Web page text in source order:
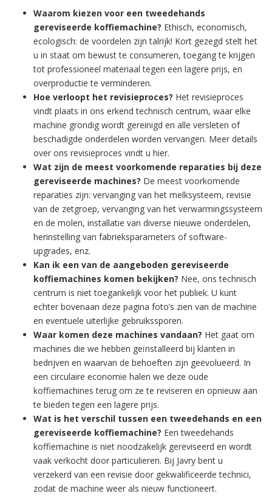
Waarom kiezen voor een tweedehands
gereviseerde koffiemachine? Ethisch, economisch,
ecologisch: de voordelen zijn talrijk! Kort gezegd stelt het
u in staat om bewust te consumeren, toegang te krijgen
tot professioneel materiaal tegen een lagere prijs, en
overproductie te verminderen.
Hoe verloopt het revisieproces? Het revisieproces
vindt plaats in ons erkend technisch centrum, waar elke
machine grondig wordt gereinigd en alle versleten of
beschadigde onderdelen worden vervangen. Meer details
over ons revisieproces vindt u hier.
Wat zijn de meest voorkomende reparaties bij deze
gereviseerde machines? De meest voorkomende
reparaties zijn: vervanging van het melksysteem, revisie
van de zetgroep, vervanging van het verwarmingssysteem
en de molen, installatie van diverse nieuwe onderdelen,
herinstelling van fabrieksparameters of software-
upgrades, enz.
Kan ik een van de aangeboden gereviseerde
koffiemachines komen bekijken? Nee, ons technisch
centrum is niet toegankelijk voor het publiek. U kunt
echter bovenaan deze pagina foto’s zien van de machine
en eventuele uiterlijke gebruikssporen.
Waar komen deze machines vandaan? Het gaat om
machines die we hebben geïnstalleerd bij klanten in
bedrijven en waarvan de behoeften zijn geëvolueerd. In
een circulaire economie halen we deze oude
koffiemachines terug om ze te reviseren en opnieuw aan
te bieden tegen een lagere prijs.
Wat is het verschil tussen een tweedehands en een
gereviseerde koffiemachine? Een tweedehands
koffiemachine is niet noodzakelijk gereviseerd en wordt
vaak verkocht door particulieren. Bij Javry bent u
verzekerd van een revisie door gekwalificeerde technici,
zodat de machine weer als nieuw functioneert.